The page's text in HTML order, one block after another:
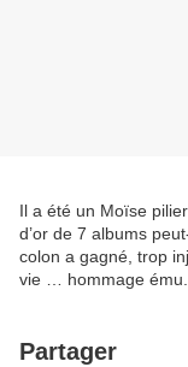
Il a été un Moïse
d’or de 7 albums
colon a gagné, trop
vie … hommage ému.
Partager